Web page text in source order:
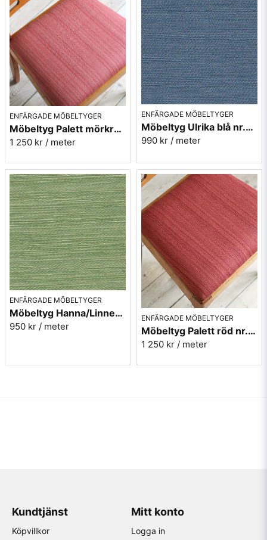
ENFÄRGADE MÖBELTYGER
Möbeltyg Palett mörkrosa nr.31 - Carl Malmstens-kvalitet
1 250 kr / meter
ENFÄRGADE MÖBELTYGER
Möbeltyg Ulrika blå nr.51 - Carl Malmstens-kvalitet
990 kr / meter
ENFÄRGADE MÖBELTYGER
Möbeltyg Hanna/Linnea grön melerad nr.75 - Carl Malmstens-kvalitet
950 kr / meter
ENFÄRGADE MÖBELTYGER
Möbeltyg Palett röd nr.30 - Carl Malmstens-kvalitet
1 250 kr / meter
Kundtjänst
Köpvillkor
Mitt konto
Logga in